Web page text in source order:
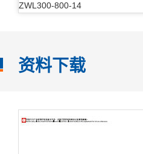
ZWL300-800-14
资料下载